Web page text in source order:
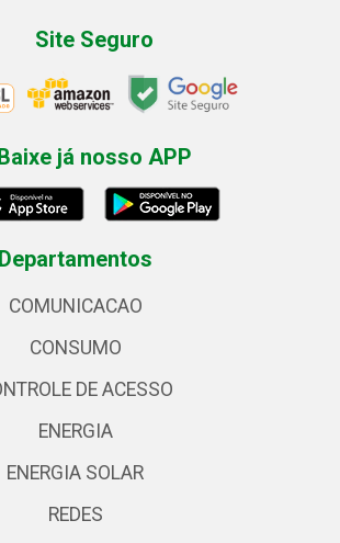
Site Seguro
já nosso APP
Departamentos
COMUNICACAO
CONSUMO
DE ACESSO
ENERGIA
ENERGIA SOLAR
REDES